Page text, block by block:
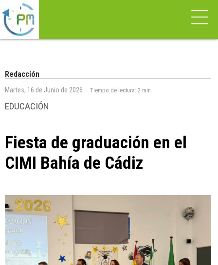
Redacción
Martes, 16 de Junio de 2026 Tiempo de lectura: 2 min
EDUCACIÓN
Fiesta de graduación en el
CIMI Bahía de Cádiz